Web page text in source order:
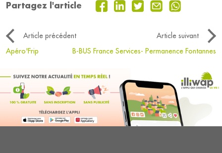
Partagez l'article
Article précédent
Article suivant
Apéro'Frip
B-BUS France Services- Permanence Fontannes